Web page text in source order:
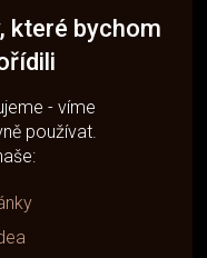
které bychom
- víme
používat.